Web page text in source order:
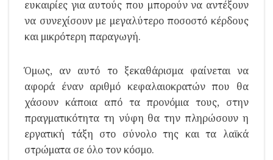
ευκαιρίες για αυτούς που μπορούν να αντέξουν
να συνεχίσουν με μεγαλύτερο ποσοστό κέρδους
και μικρότερη παραγωγή.
Όμως, αν αυτό το ξεκαθάρισμα φαίνεται να
αφορά έναν αριθμό κεφαλαιοκρατών που θα
χάσουν κάποια από τα προνόμια τους, στην
πραγματικότητα τη νύφη θα την πληρώσουν η
εργατική τάξη στο σύνολο της και τα λαϊκά
στρώματα σε όλο τον κόσμο.